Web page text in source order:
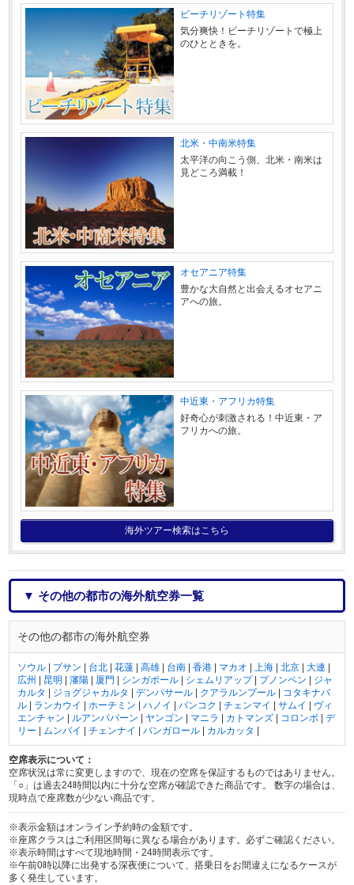
ビーチリゾート特集
気分爽快！ビーチリゾートで極上
のひとときを。
北米・中南米特集
太平洋の向こう側、北米・南米は
見どころ満載！
オセアニア特集
豊かな大自然と出会えるオセアニ
アへの旅。
中近東・アフリカ特集
好奇心が刺激される！中近東・ア
フリカへの旅。
海外ツアー検索はこちら
▼ その他の都市の海外航空券一覧
その他の都市の海外航空券
ソウル | プサン | 台北 |花蓮 |高雄 | 台南 |香港 | マカオ | 上海 |北京 |大連 |
広州 | 昆明 |瀋陽 | 厦門 | シンガポール | シェムリアップ| プノンペン | ジャ
カルタ | ジョグジャカルタ |デンパサール | クアラルンプール | コタキナバ
ル | ランカウイ | ホーチミン |ハノイ |バンコク |チェンマイ |サムイ | ヴィ
エンチャン | ルアンパバーン | ヤンゴン | マニラ | カトマンズ | コロンボ |デ
リー | ムンバイ |チェンナイ |バンガロール | カルカッタ |
空席表示について：
空席状況は常に変更しますので、現在の空席を保証するものではありません。
「○」は過去24時間以内に十分な空席が確認できた商品です。 数字の場合は、
現時点で座席数が少ない商品です。
※表示金額はオンライン予約時の金額です。
※座席クラスはご利用区間毎に異なる場合があります。必ずご確認ください。
※表示時間はすべて現地時間・24時間表示です。
※午前0時以降に出発する深夜便について、搭乗日をお間違えになるケースが
多く発生しています。